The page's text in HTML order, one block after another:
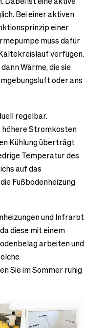
Bei einer aktiven
einer
muss dafür
verfügen.
Wärme, die sie
oder ans
regelbar.
höhere Stromkosten
Kühlung überträgt
Temperatur des
auf das
Fußbodenheizung
und Infrarot
diese mit einem
arbeiten und
Sie im Sommer ruhig